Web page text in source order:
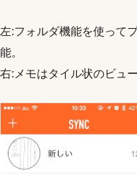
左:フォルダ機能を使って
能。
右:メモはタイル状のビュ